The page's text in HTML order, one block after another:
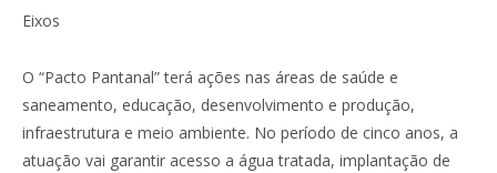
Eixos
O “Pacto Pantanal” terá ações nas áreas de saúde e
saneamento, educação, desenvolvimento e produção,
infraestrutura e meio ambiente. No período de cinco anos, a
atuação vai garantir acesso a água tratada, implantação de